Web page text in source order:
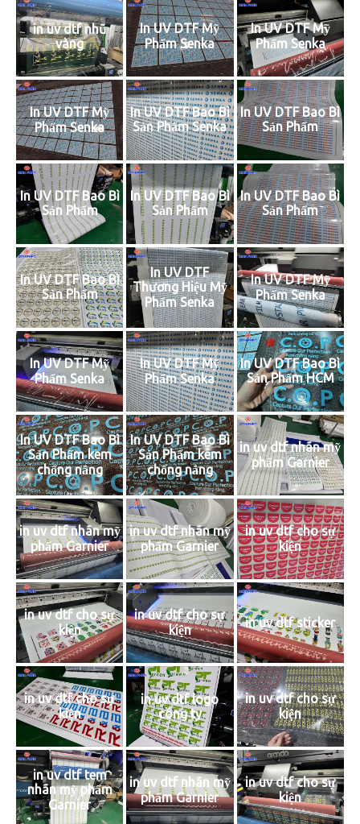
in uv dtf nhũ
vàng
In UV DTF Mỹ
Phẩm Senka
In UV DTF Mỹ
Phẩm Senka
In UV DTF Mỹ
Phẩm Senka
In UV DTF Bao Bì
Sản Phẩm Senka
In UV DTF Bao Bì
Sản Phẩm
In UV DTF Bao Bì
Sản Phẩm
In UV DTF Bao Bì
Sản Phẩm
In UV DTF Bao Bì
Sản Phẩm
In UV DTF Bao Bì
Sản Phẩm
In UV DTF
Thương Hiệu Mỹ
Phẩm Senka
In UV DTF Mỹ
Phẩm Senka
In UV DTF Mỹ
Phẩm Senka
In UV DTF Mỹ
Phẩm Senka
In UV DTF Bao Bì
Sản Phẩm HCM
In UV DTF Bao Bì
Sản Phẩm kem
chống nắng
In UV DTF Bao Bì
Sản Phẩm kem
chống nắng
in uv dtf nhãn mỹ
phẩm Garnier
in uv dtf nhãn mỹ
phẩm Garnier
in uv dtf nhãn mỹ
phẩm Garnier
in uv dtf cho sự
kiện
in uv dtf cho sự
kiện
in uv dtf cho sự
kiện
in uv dtf sticker
in uv dtf cho sự
kiện
in uv dtf logo
công ty
in uv dtf cho sự
kiện
in uv dtf tem
nhãn mỹ phẩm
Garnier
in uv dtf nhãn mỹ
phẩm Garnier
in uv dtf cho sự
kiện